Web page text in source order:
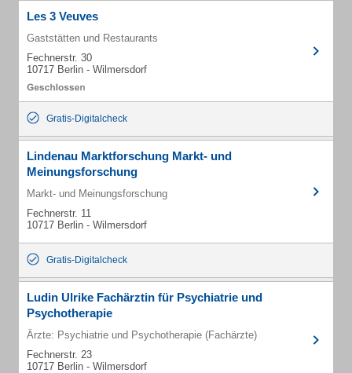
Les 3 Veuves
Gaststätten und Restaurants
Fechnerstr. 30
10717 Berlin - Wilmersdorf
Gratis-Digitalcheck
Lindenau Marktforschung Markt- und
Meinungsforschung
Markt- und Meinungsforschung
Fechnerstr. 11
10717 Berlin - Wilmersdorf
Gratis-Digitalcheck
Ludin Ulrike Fachärztin für Psychiatrie und
Psychotherapie
Ärzte: Psychiatrie und Psychotherapie (Fachärzte)
Fechnerstr. 23
10717 Berlin - Wilmersdorf